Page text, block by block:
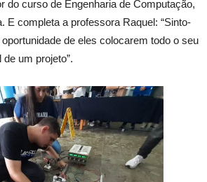
do curso de Engenharia de Computação,
E completa a professora Raquel: “Sinto-
de eles colocarem todo o seu
um projeto”.